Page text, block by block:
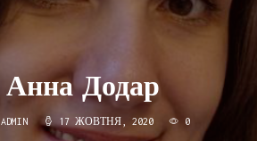
Анна Додар
ADMIN 17 ЖОВТНЯ, 2020 0